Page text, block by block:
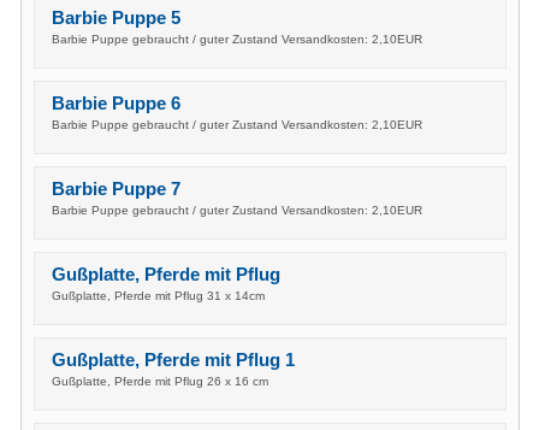
Barbie Puppe 5
Barbie Puppe gebraucht / guter Zustand Versandkosten: 2,10EUR
Barbie Puppe 6
Barbie Puppe gebraucht / guter Zustand Versandkosten: 2,10EUR
Barbie Puppe 7
Barbie Puppe gebraucht / guter Zustand Versandkosten: 2,10EUR
Gußplatte, Pferde mit Pflug
Gußplatte, Pferde mit Pflug 31 x 14cm
Gußplatte, Pferde mit Pflug 1
Gußplatte, Pferde mit Pflug 26 x 16 cm